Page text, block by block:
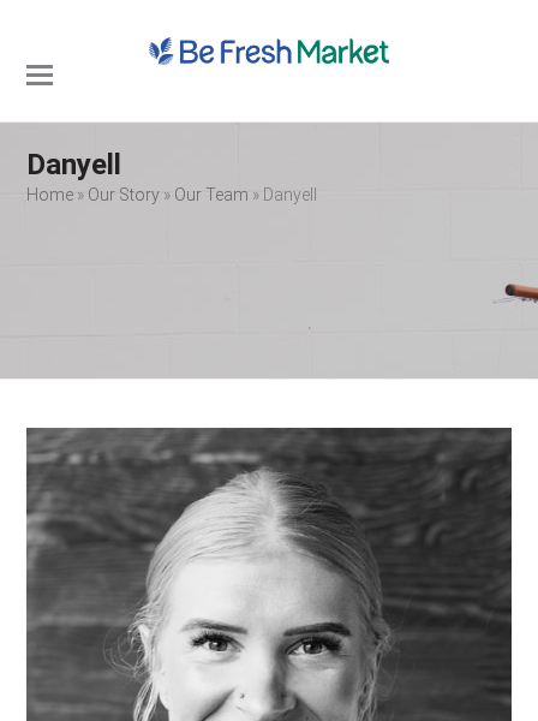
Open
mobile
menu
Close
mobile
menu
Danyell
Home » Our Story » Our Team » Danyell